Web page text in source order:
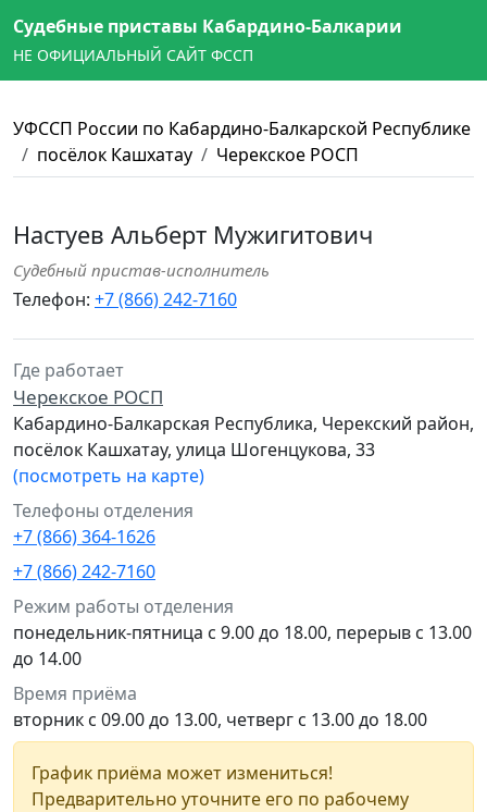
Судебные приставы Кабардино-Балкарии
НЕ ОФИЦИАЛЬНЫЙ САЙТ ФССП
УФССП России по Кабардино-Балкарской Республике
посёлок Кашхатау
Черекское РОСП
Настуев Альберт Мужигитович
Судебный пристав-исполнитель
Телефон: +7 (866) 242-7160
Где работает
Черекское РОСП
Кабардино-Балкарская Республика, Черекский район,
посёлок Кашхатау, улица Шогенцукова, 33
(посмотреть на карте)
Телефоны отделения
+7 (866) 364-1626
+7 (866) 242-7160
Режим работы отделения
понедельник-пятница с 9.00 до 18.00, перерыв с 13.00
до 14.00
Время приёма
вторник с 09.00 до 13.00, четверг с 13.00 до 18.00
График приёма может измениться!
Предварительно уточните его по рабочему